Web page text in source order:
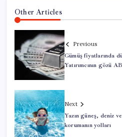
Other Articles
Previous
Gümüş fiyatlarında
Yatırımcının gözü
Next
Yazın güneş, deniz
korumanın yolları